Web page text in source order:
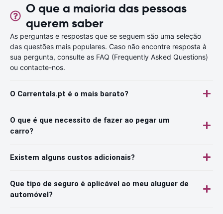
O que a maioria das pessoas
querem saber
As perguntas e respostas que se seguem são uma seleção
das questões mais populares. Caso não encontre resposta à
sua pergunta, consulte as FAQ (Frequently Asked Questions)
ou contacte-nos.
O Carrentals.pt é o mais barato?
O que é que necessito de fazer ao pegar um
carro?
Existem alguns custos adicionais?
Que tipo de seguro é aplicável ao meu aluguer de
automóvel?